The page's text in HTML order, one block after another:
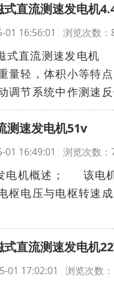
式直流测速发电机
01 16:56:01 浏览次数：
直流测速发电机
量轻，体积小等特
调节系统中作测速
测速发电机51v
01 16:49:01 浏览次数：
电机概述； 该电
枢电压与电枢转速
式直流测速发电机
01 17:02:01 浏览次数